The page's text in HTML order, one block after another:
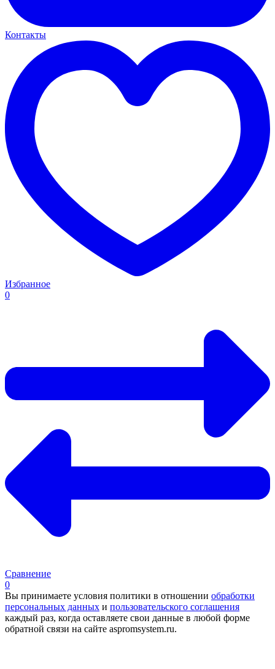
Контакты
Избранное
0
Сравнение
0
Вы принимаете условия политики в отношении обработки
персональных данных и пользовательского соглашения
каждый раз, когда оставляете свои данные в любой форме
обратной связи на сайте aspromsystem.ru.